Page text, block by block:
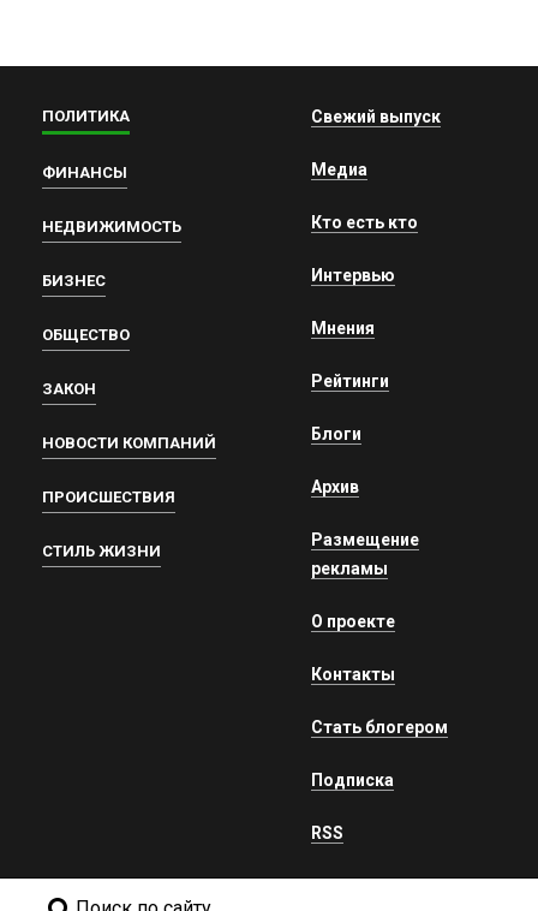
ПОЛИТИКА
ФИНАНСЫ
НЕДВИЖИМОСТЬ
БИЗНЕС
ОБЩЕСТВО
ЗАКОН
НОВОСТИ КОМПАНИЙ
ПРОИСШЕСТВИЯ
СТИЛЬ ЖИЗНИ
Свежий выпуск
Медиа
Кто есть кто
Интервью
Мнения
Рейтинги
Блоги
Архив
Размещение
рекламы
О проекте
Контакты
Стать блогером
Подписка
RSS